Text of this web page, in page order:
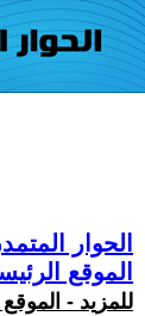
الحوار
الموقع
للمزيد -